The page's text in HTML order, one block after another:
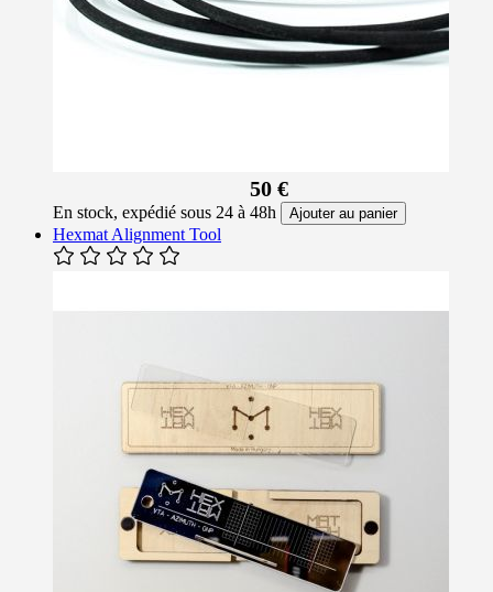
50 €
En stock, expédié sous 24 à 48h Ajouter au panier
Hexmat Alignment Tool